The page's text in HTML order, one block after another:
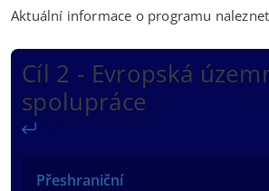
Cíl 2 - Evropská
spolupráce
Přeshraniční
Aktuální informace o programu